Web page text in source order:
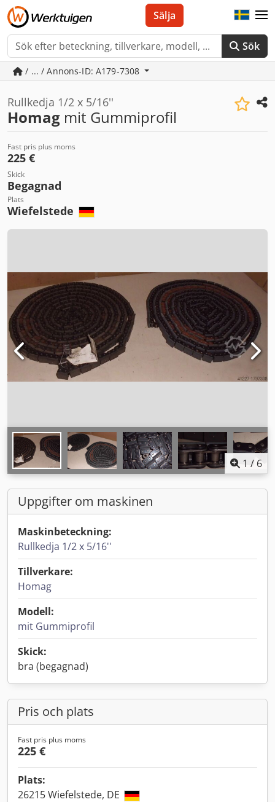
Sök
Sälja
/ ... / Annons-ID: A179-7308
Rullkedja 1/2 x 5/16''
Homag mit Gummiprofil
Fast pris plus moms
225 €
Skick
Begagnad
Plats
Wiefelstede
1 / 6
Uppgifter om maskinen
Maskinbeteckning:
Rullkedja 1/2 x 5/16''
Tillverkare:
Homag
Modell:
mit Gummiprofil
Skick:
bra (begagnad)
Pris och plats
Fast pris plus moms
225 €
Plats:
26215 Wiefelstede, DE